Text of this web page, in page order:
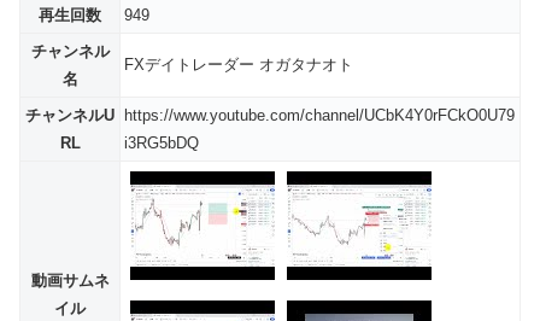
再生回数
949
チャンネル
名
FXデイトレーダー オガタナオト
チャンネルU
RL
https://www.youtube.com/channel/UCbK4Y0rFCkO0U79
i3RG5bDQ
動画サムネ
イル